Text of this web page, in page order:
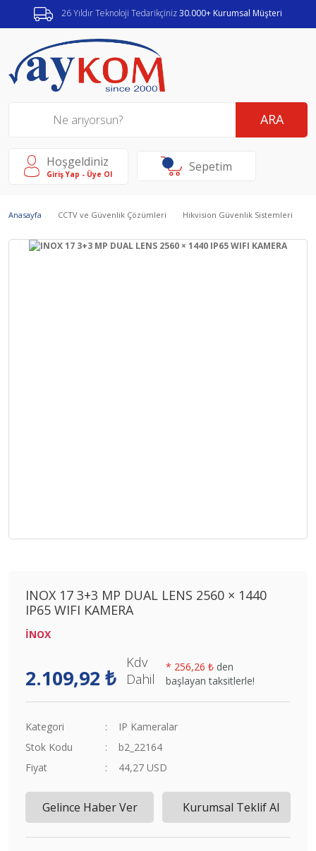
26 Yıldır Teknoloji Tedarikçiniz30.000+ Kurumsal Müşteri
ARA
Hoşgeldiniz
Giriş Yap - Üye Ol Sepetim
Anasayfa CCTV ve Güvenlik Çözümleri Hikvision Güvenlik Sistemleri
INOX 17 3+3 MP DUAL LENS 2560 × 1440
IP65 WIFI KAMERA
İNOX
2.109,92 ₺
Kdv
Dahil
* 256,26 ₺ den
başlayan taksitlerle!
Kategori
IP Kameralar
Stok Kodu
b2_22164
Fiyat
44,27 USD
Gelince Haber Ver Kurumsal Teklif Al